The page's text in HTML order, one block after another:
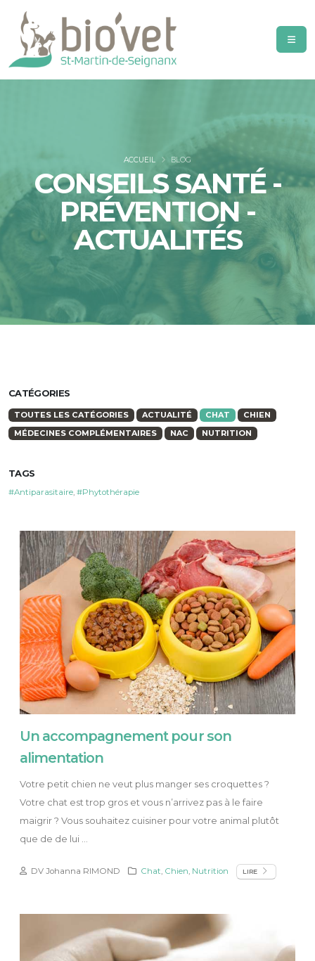
CONSEILS SANTÉ -
PRÉVENTION -
ACTUALITÉS
ACCUEIL BLOG
CATÉGORIES
TOUTES LES CATÉGORIES ACTUALITÉ CHAT
CHIEN
MÉDECINES COMPLÉMENTAIRES
NAC NUTRITION
TAGS
#Antiparasitaire, #Phytothérapie
Un accompagnement pour son
alimentation
Votre petit chien ne veut plus manger ses croquettes ?
Votre chat est trop gros et vous n’arrivez pas à le faire
maigrir ? Vous souhaitez cuisiner pour votre animal plutôt
que de de lui ...
DV Johanna RIMOND Chat, Chien, Nutrition LIRE